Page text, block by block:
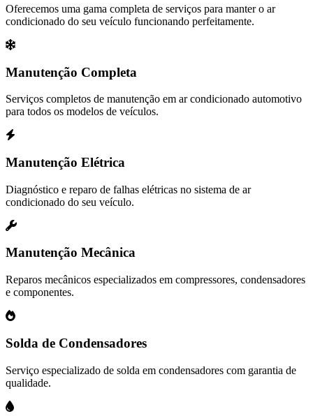
Oferecemos uma gama completa de serviços para manter o ar
condicionado do seu veículo funcionando perfeitamente.
Manutenção Completa
Serviços completos de manutenção em ar condicionado automotivo
para todos os modelos de veículos.
Manutenção Elétrica
Diagnóstico e reparo de falhas elétricas no sistema de ar
condicionado do seu veículo.
Manutenção Mecânica
Reparos mecânicos especializados em compressores, condensadores
e componentes.
Solda de Condensadores
Serviço especializado de solda em condensadores com garantia de
qualidade.